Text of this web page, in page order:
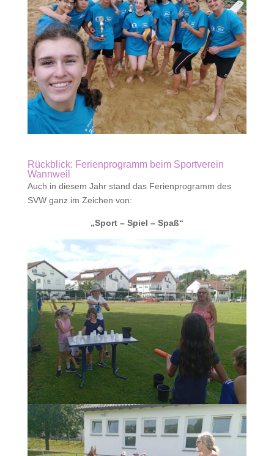
Rückblick: Ferienprogramm beim Sportverein
Wannweil
Auch in diesem Jahr stand das Ferienprogramm des
SVW ganz im Zeichen von:
„Sport – Spiel – Spaß“